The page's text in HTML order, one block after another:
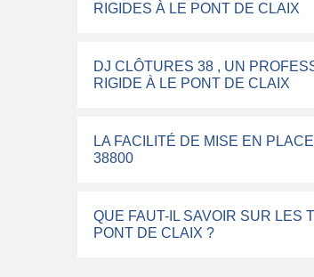
RIGIDES À LE PONT DE CLAIX
DJ CLÔTURES 38 , UN
RIGIDE À LE PONT DE CLAIX
LA FACILITÉ DE MISE EN
38800
QUE FAUT-IL SAVOIR SUR LES
PONT DE CLAIX ?